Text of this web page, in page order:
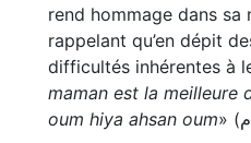
rend hommage dans sa
rappelant qu’en dépit
difficultés inhérentes à
maman est la meilleure
oum hiya ahsan oum